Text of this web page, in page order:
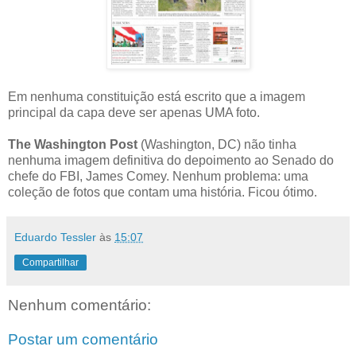
Em nenhuma constituição está escrito que a imagem
principal da capa deve ser apenas UMA foto.
The Washington Post (Washington, DC) não tinha
nenhuma imagem definitiva do depoimento ao Senado do
chefe do FBI, James Comey. Nenhum problema: uma
coleção de fotos que contam uma história. Ficou ótimo.
Eduardo Tessler às 15:07
Compartilhar
Nenhum comentário:
Postar um comentário